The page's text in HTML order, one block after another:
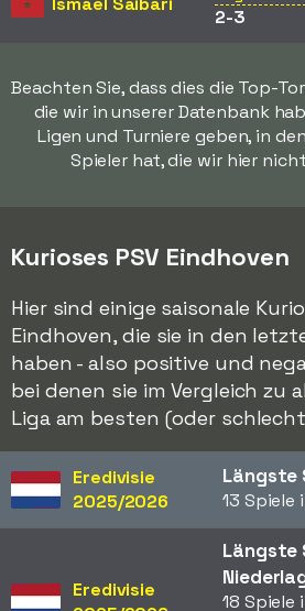
2-3
Beachten Sie, dass dies die Top-
die wir in unserer Datenbank
Ligen und Turniere geben, in
Spieler hat, die wir hier
Kurioses PSV Eindhoven
Hier sind einige saisonale
Eindhoven, die sie in den
haben - also positive und
bei denen sie im Vergleich zu
Liga am besten (oder
Eredivisie
2025/2026
Längste
13 Spiele
Eredivisie
Längste
18 Spiele